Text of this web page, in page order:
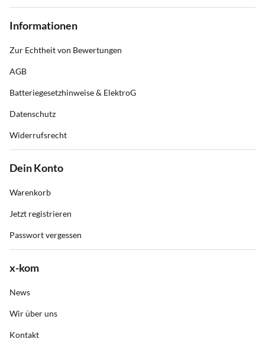
Informationen
Zur Echtheit von Bewertungen
AGB
Batteriegesetzhinweise & ElektroG
Datenschutz
Widerrufsrecht
Dein Konto
Warenkorb
Jetzt registrieren
Passwort vergessen
x-kom
News
Wir über uns
Kontakt